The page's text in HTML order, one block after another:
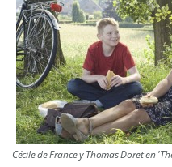
Cécile de France y Thomas Doret en